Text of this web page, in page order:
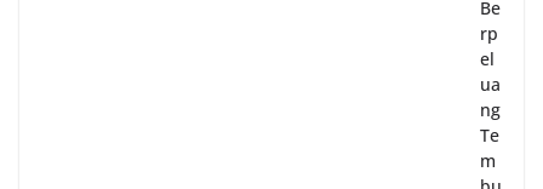
Be
rp
el
ua
ng
Te
m